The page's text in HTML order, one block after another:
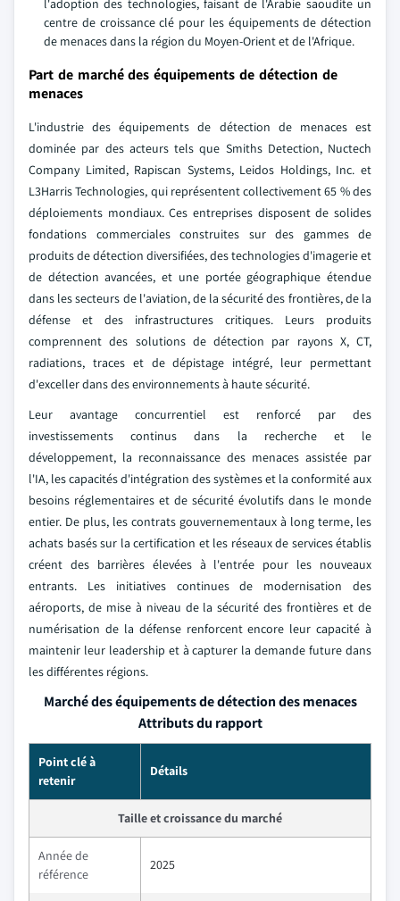
l'adoption des technologies, faisant de l'Arabie saoudite un
centre de croissance clé pour les équipements de détection
de menaces dans la région du Moyen-Orient et de l'Afrique.
Part de marché des équipements de détection de
menaces
L'industrie des équipements de détection de menaces est
dominée par des acteurs tels que Smiths Detection, Nuctech
Company Limited, Rapiscan Systems, Leidos Holdings, Inc. et
L3Harris Technologies, qui représentent collectivement 65 % des
déploiements mondiaux. Ces entreprises disposent de solides
fondations commerciales construites sur des gammes de
produits de détection diversifiées, des technologies d'imagerie et
de détection avancées, et une portée géographique étendue
dans les secteurs de l'aviation, de la sécurité des frontières, de la
défense et des infrastructures critiques. Leurs produits
comprennent des solutions de détection par rayons X, CT,
radiations, traces et de dépistage intégré, leur permettant
d'exceller dans des environnements à haute sécurité.
Leur avantage concurrentiel est renforcé par des
investissements continus dans la recherche et le
développement, la reconnaissance des menaces assistée par
l'IA, les capacités d'intégration des systèmes et la conformité aux
besoins réglementaires et de sécurité évolutifs dans le monde
entier. De plus, les contrats gouvernementaux à long terme, les
achats basés sur la certification et les réseaux de services établis
créent des barrières élevées à l'entrée pour les nouveaux
entrants. Les initiatives continues de modernisation des
aéroports, de mise à niveau de la sécurité des frontières et de
numérisation de la défense renforcent encore leur capacité à
maintenir leur leadership et à capturer la demande future dans
les différentes régions.
Marché des équipements de détection des menaces
Attributs du rapport
Point clé à
retenir
Détails
Taille et croissance du marché
Année de
référence
2025